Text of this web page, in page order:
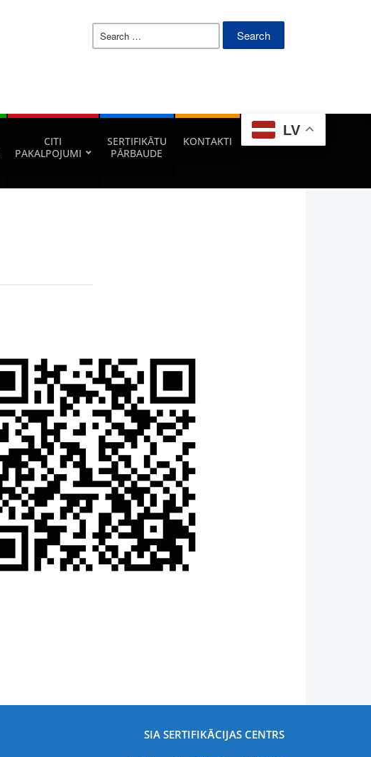
Search
CITI
PAKALPOJUMI
SERTIFIKĀTU
PĀRBAUDE
KONTAKTI
LV
SIA SERTIFIKĀCIJAS CENTRS